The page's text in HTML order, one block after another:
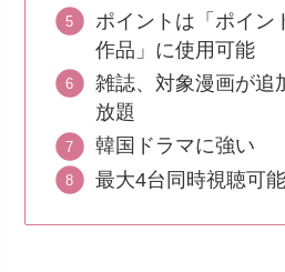
ポイントは「ポイン
作品」に使用可能
雑誌、対象漫画が追
放題
韓国ドラマに強い
最大4台同時視聴可能